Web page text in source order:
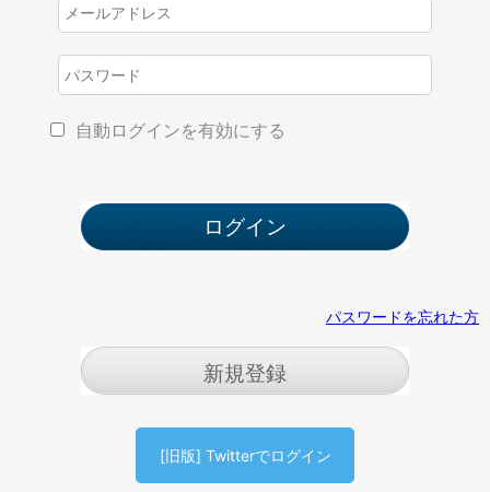
自動ログインを有効にする
パスワードを忘れた方
新規登録
[旧版] Twitterでログイン